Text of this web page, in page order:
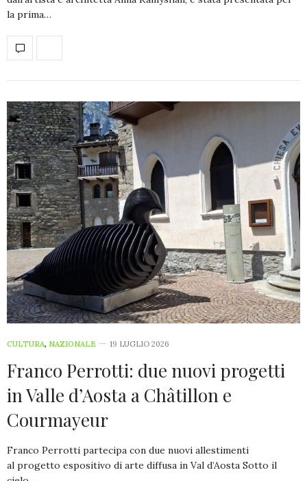
la prima…
CULTURA, NAZIONALE 19 LUGLIO 2026
Franco Perrotti: due nuovi progetti
in Valle d’Aosta a Châtillon e
Courmayeur
Franco Perrotti partecipa con due nuovi allestimenti
al progetto espositivo di arte diffusa in Val d’Aosta Sotto il